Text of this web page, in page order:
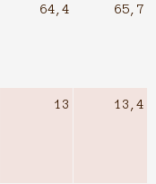
64,4 65,7
13 13,4